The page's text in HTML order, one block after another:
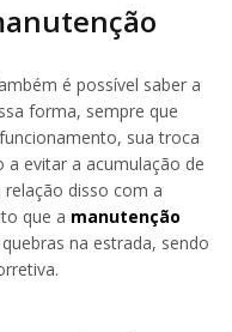
é possível saber a
forma, sempre que
sua troca
evitar a acumulação de
disso com a
que a manutenção
na estrada, sendo